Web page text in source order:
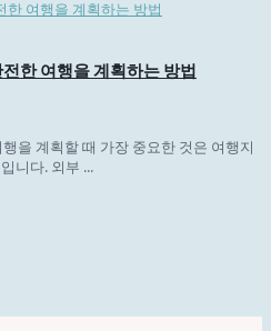
한 여행을 계획하는 방법
을 계획할 때 가장 중요한 것은 여행지
니다. 외부 ...